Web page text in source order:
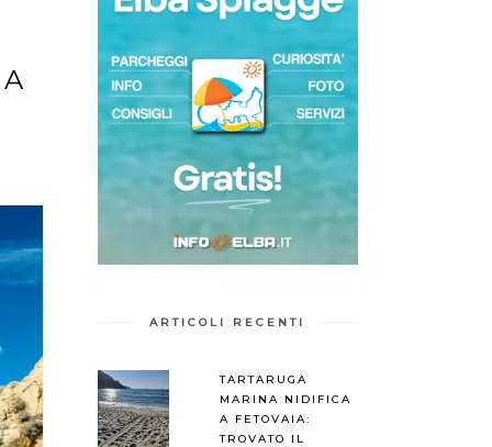
ARTICOLI RECENTI
TARTARUGA
MARINA NIDIFICA
A FETOVAIA:
TROVATO IL